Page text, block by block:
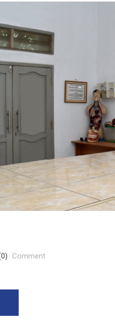
Comment